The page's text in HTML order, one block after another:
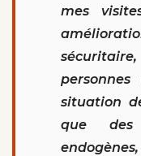
mes
situation
que des